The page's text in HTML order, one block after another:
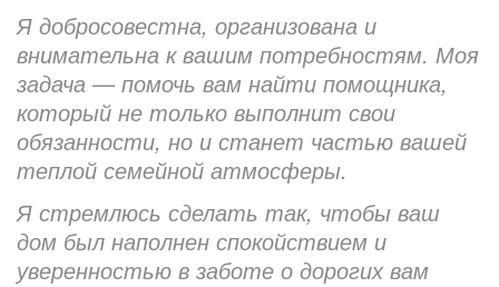
Я добросовестна, организована и
внимательна к вашим потребностям. Моя
задача — помочь вам найти помощника,
который не только выполнит свои
обязанности, но и станет частью вашей
теплой семейной атмосферы.
Я стремлюсь сделать так, чтобы ваш
дом был наполнен спокойствием и
уверенностью в заботе о дорогих вам